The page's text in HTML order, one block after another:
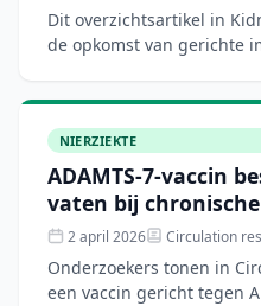
Dit overzichtsartikel in
de opkomst van gerichte
engagers ge
NIERZIEKTE
ADAMTS-7-vaccin
vaten bij
2 april 2026 Circulation
Onderzoekers tonen in
een vaccin gericht tegen